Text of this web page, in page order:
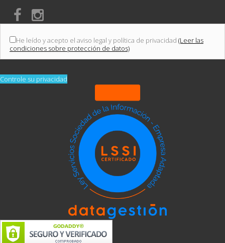
He leído y acepto el aviso legal y política de privacidad (Leer las
condiciones sobre protección de datos)
Controle su privacidad